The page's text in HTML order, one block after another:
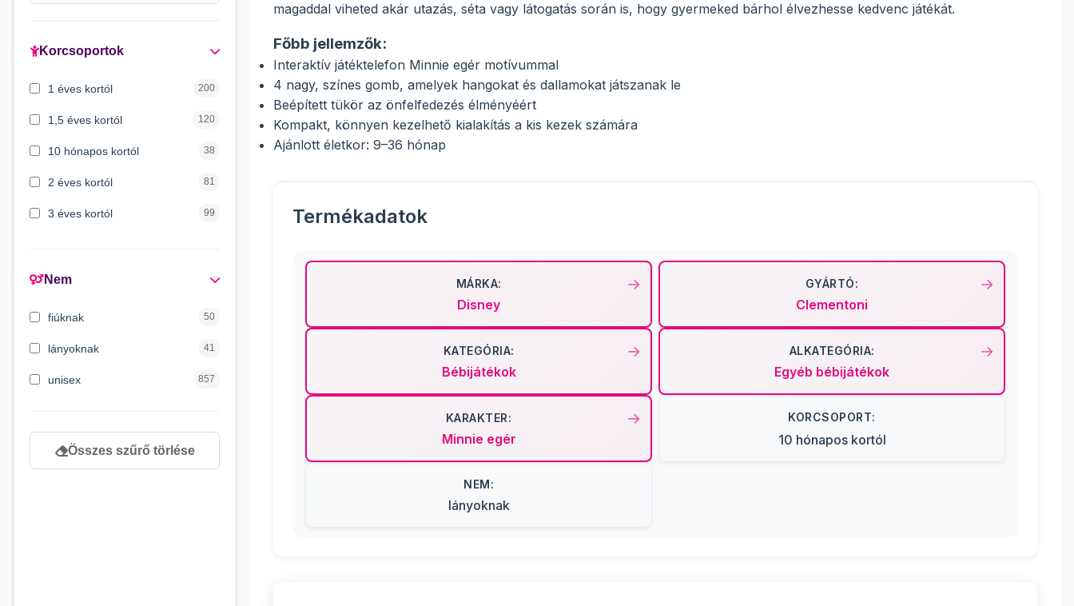
Spongya Bob
Korcsoportok
1 éves kortól 200
1,5 éves kortól 120
10 hónapos kortól 38
2 éves kortól 81
3 éves kortól 99
4 éves kortól 6
Nem
fiúknak 50
lányoknak 41
unisex 857
Összes szűrő törlése
magaddal viheted akár utazás, séta vagy látogatás során is, hogy gyermeked bárhol élvezhesse kedvenc játékát.
Főbb jellemzők:
Interaktív játéktelefon Minnie egér motívummal
4 nagy, színes gomb, amelyek hangokat és dallamokat játszanak le
Beépített tükör az önfelfedezés élményéért
Kompakt, könnyen kezelhető kialakítás a kis kezek számára
Ajánlott életkor: 9–36 hónap
Termékadatok
MÁRKA:
Disney
GYÁRTÓ:
Clementoni
KATEGÓRIA:
Bébijátékok
ALKATEGÓRIA:
Egyéb bébijátékok
KARAKTER:
Minnie egér
KORCSOPORT:
10 hónapos kortól
NEM:
lányoknak